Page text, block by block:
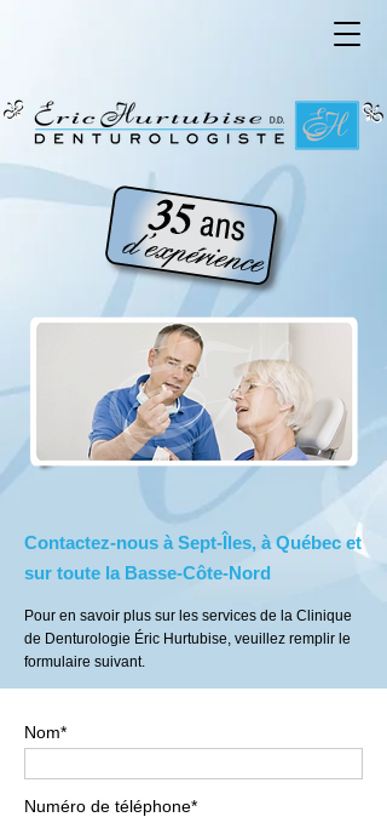
Contactez-nous à Sept-Îles, à Québec et
sur toute la Basse-Côte-Nord
Pour en savoir plus sur les services de la Clinique
de Denturologie Éric Hurtubise, veuillez remplir le
formulaire suivant.
Nom*
Numéro de téléphone*